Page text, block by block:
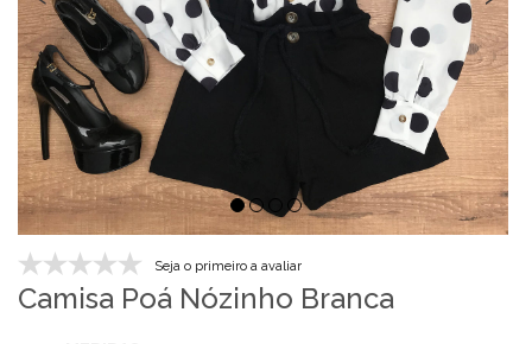
Seja o primeiro a avaliar
Camisa Poá Nózinho Branca